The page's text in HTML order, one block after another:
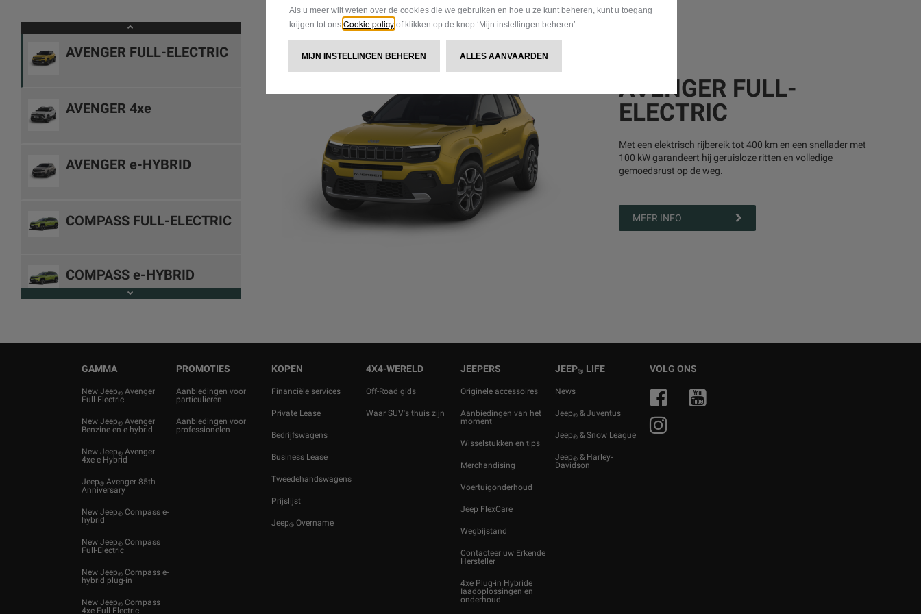
AVENGER FULL-ELECTRIC
AVENGER 4xe
AVENGER e-HYBRID
COMPASS FULL-ELECTRIC
COMPASS e-HYBRID
AVENGER FULL-
ELECTRIC
Met een elektrisch rijbereik tot 400 km en een snellader met
100 kW garandeert hij geruisloze ritten en volledige
gemoedsrust op de weg.
MEER INFO
GAMMA
New Jeep® Avenger
Full-Electric
New Jeep® Avenger
Benzine en e-hybrid
New Jeep® Avenger
4xe e-Hybrid
Jeep® Avenger 85th
Anniversary
New Jeep® Compass e-
hybrid
New Jeep® Compass
Full-Electric
New Jeep® Compass e-
hybrid plug-in
New Jeep® Compass
4xe Full-Electric
PROMOTIES
Aanbiedingen voor
particulieren
Aanbiedingen voor
professionelen
KOPEN
Financiële services
Private Lease
Bedrijfswagens
Business Lease
Tweedehandswagens
Prijslijst
Jeep®Overname
4X4-WERELD
Off-Road gids
Waar SUV's thuis zijn
JEEPERS
Originele accessoires
Aanbiedingen van het
moment
Wisselstukken en tips
Merchandising
Voertuigonderhoud
Jeep FlexCare
Wegbijstand
Contacteer uw Erkende
Hersteller
4xe Plug-in Hybride
Iaadoplossingen en
onderhoud
JEEP® LIFE
News
Jeep® & Juventus
Jeep® & Snow League
Jeep® & Harley-
Davidson
VOLG ONS
Als u meer wilt weten over de cookies die we gebruiken en hoe u ze kunt beheren, kunt u toegang
krijgen tot ons Cookie policy of klikken op de knop ‘Mijn instellingen beheren’.
MIJN INSTELLINGEN BEHEREN ALLES AANVAARDEN